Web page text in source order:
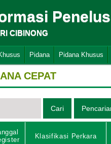
CIBINONG
Pidana Pidana Khusus
CEPAT
Klasifikasi Perkara